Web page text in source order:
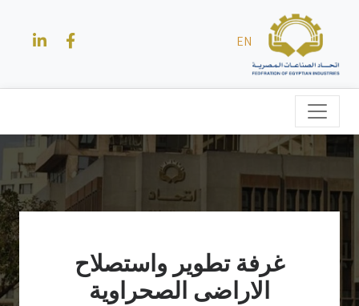
EN
غرفة تطوير واستصلاح
الاراضى الصحراوية